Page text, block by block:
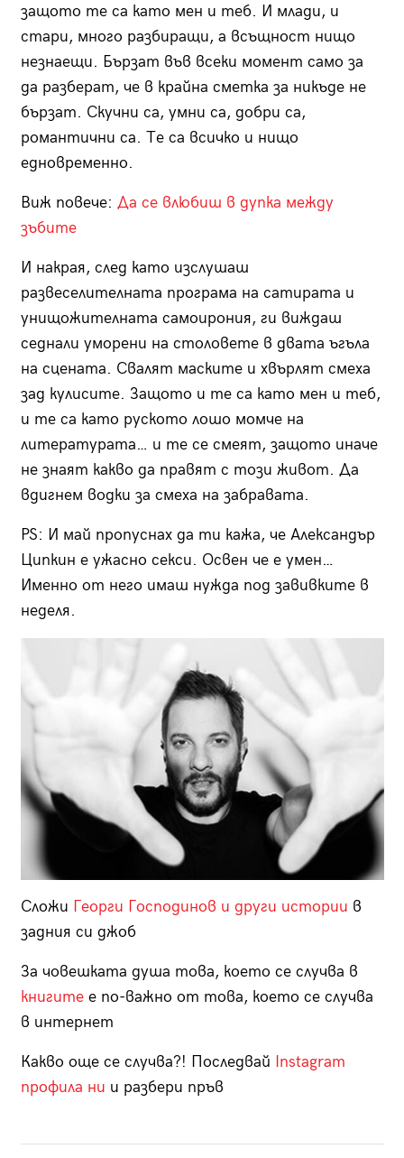
защото те са като мен и теб. И млади, и
стари, много разбиращи, а всъщност нищо
незнаещи. Бързат във всеки момент само за
да разберат, че в крайна сметка за никъде не
бързат. Скучни са, умни са, добри са,
романтични са. Те са всичко и нищо
едновременно.
Виж повече: Да се влюбиш в дупка между
зъбите
И накрая, след като изслушаш
развеселителната програма на сатирата и
унищожителната самоирония, ги виждаш
седнали уморени на столовете в двата ъгъла
на сцената. Свалят маските и хвърлят смеха
зад кулисите. Защото и те са като мен и теб,
и те са като руското лошо момче на
литературата… и те се смеят, защото иначе
не знаят какво да правят с този живот. Да
вдигнем водки за смеха на забравата.
PS: И май пропуснах да ти кажа, че Александър
Ципкин е ужасно секси. Освен че е умен…
Именно от него имаш нужда под завивките в
неделя.
Сложи Георги Господинов и други истории в
задния си джоб
За човешката душа това, което се случва в
книгитее по-важно от това, което се случва
в интернет
Какво още се случва?! Последвай Instagram
профила ни и разбери пръв